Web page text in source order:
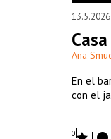
13.5.2026
Ana
En el
con el
0